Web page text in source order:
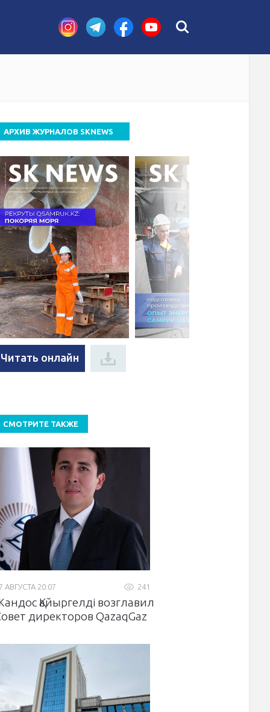
приложение
АРХИВ ЖУРНАЛОВ SKNEWS
Читать онлайн
СМОТРИТЕ ТАКЖЕ
241
АВГУСТА 20:07
Қайыргелді возглавил
директоров QazaqGaz